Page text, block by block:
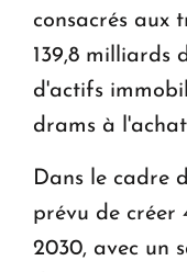
consacrés aux
139,8 milliards
d'actifs
drams à
Dans le cadre
prévu de créer
2030, avec un